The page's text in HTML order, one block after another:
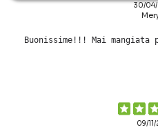
30/04/
Buonissime!!! Mai
09/